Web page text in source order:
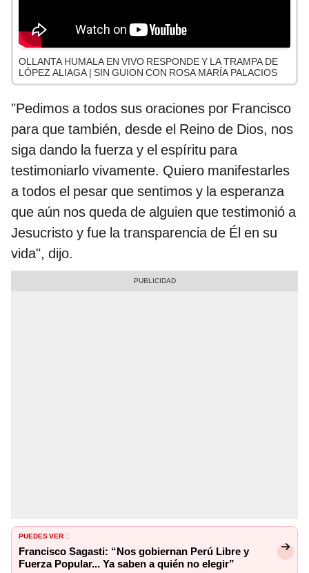
OLLANTA HUMALA EN VIVO RESPONDE Y LA TRAMPA DE
LÓPEZ ALIAGA | SIN GUION CON ROSA MARÍA PALACIOS
"Pedimos a todos sus oraciones por Francisco
para que también, desde el Reino de Dios, nos
siga dando la fuerza y el espíritu para
testimoniarlo vivamente. Quiero manifestarles
a todos el pesar que sentimos y la esperanza
que aún nos queda de alguien que testimonió a
Jesucristo y fue la transparencia de Él en su
vida", dijo.
PUEDES VER :
Francisco Sagasti: “Nos gobiernan Perú Libre y
Fuerza Popular... Ya saben a quién no elegir”